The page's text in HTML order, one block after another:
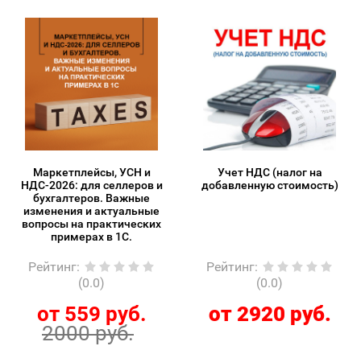
Маркетплейсы, УСН и
НДС-2026: для селлеров и
бухгалтеров. Важные
изменения и актуальные
вопросы на практических
примерах в 1С.
Рейтинг:
(0.0)
от 559 руб.
2000 руб.
Учет НДС (налог на
добавленную стоимость)
Рейтинг:
(0.0)
от 2920 руб.